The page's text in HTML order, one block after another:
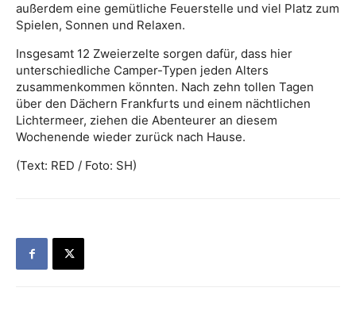
außerdem eine gemütliche Feuerstelle und viel Platz zum
Spielen, Sonnen und Relaxen.
Insgesamt 12 Zweierzelte sorgen dafür, dass hier
unterschiedliche Camper-Typen jeden Alters
zusammenkommen könnten. Nach zehn tollen Tagen
über den Dächern Frankfurts und einem nächtlichen
Lichtermeer, ziehen die Abenteurer an diesem
Wochenende wieder zurück nach Hause.
(Text: RED / Foto: SH)